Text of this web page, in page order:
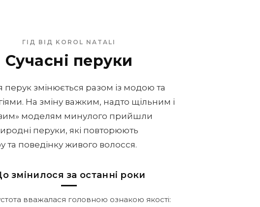
ГІД ВІД KOROL NATALI
Сучасні перуки
перук змінюється разом із модою та
На зміну важким, надто щільним і
моделям минулого прийшли
перуки, які повторюють
та поведінку живого волосся.
змінилося за останні роки
вважалася головною ознакою якості: